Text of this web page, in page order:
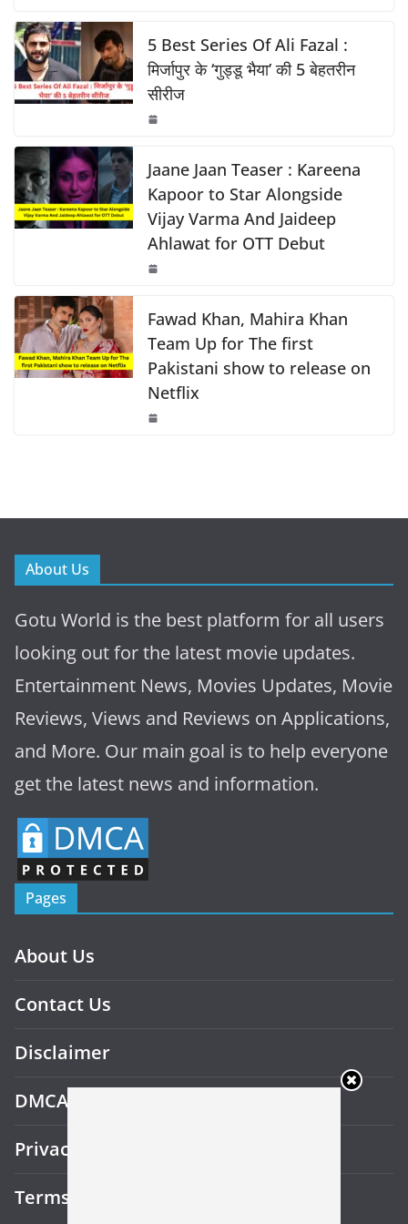
o
k
p k
c
e
b
o
o
k
at
s
A
p
p
y
Li
n
k
e
5 Best Series Of Ali Fazal :
मिर्जापुर के ‘गुड्डू भैया’ की 5 बेहतरीन
सीरीज
Jaane Jaan Teaser : Kareena
Kapoor to Star Alongside
Vijay Varma And Jaideep
Ahlawat for OTT Debut
Fawad Khan, Mahira Khan
Team Up for The first
Pakistani show to release on
Netflix
About Us
Gotu World is the best platform for all users
looking out for the latest movie updates.
Entertainment News, Movies Updates, Movie
Reviews, Views and Reviews on Applications,
and More. Our main goal is to help everyone
get the latest news and information.
Pages
About Us
Contact Us
Disclaimer
DMCA
Privacy Policy
Terms and Conditions